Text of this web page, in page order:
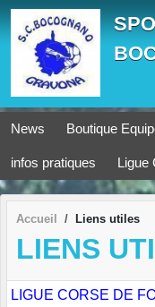
News Boutique
infos pratiques Ligue
Accueil Liens utiles
LIENS
LIGUE CORSE DE
Panneau de gestion des